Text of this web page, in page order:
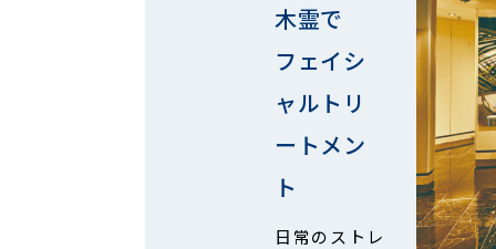
木霊で
フェイシ
ャルトリ
ートメン
ト
日常のストレ